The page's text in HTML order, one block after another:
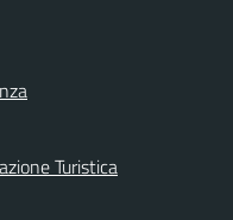
Turistica